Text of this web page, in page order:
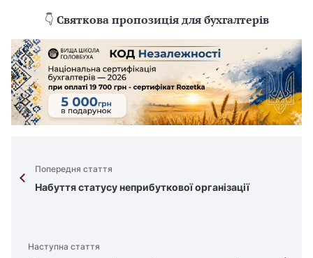
👇 Святкова пропозиція для бухгалтерів
Попередня стаття
Набуття статусу неприбуткової організації
Наступна стаття